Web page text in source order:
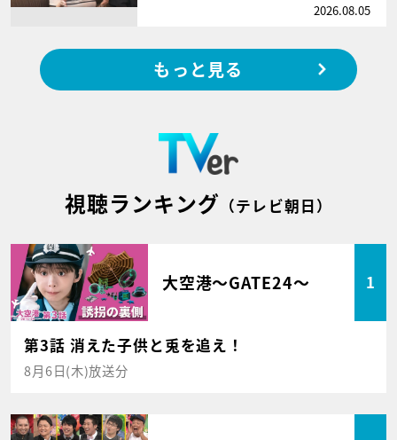
2026.08.05
もっと見る
視聴ランキング （テレビ朝日）
大空港～GATE24～ 1
第3話 消えた子供と兎を追え！
8月6日(木)放送分